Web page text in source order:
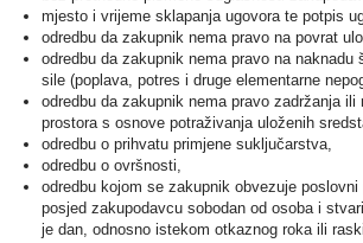
mjesto i vrijeme sklapanja ugovora te potpis
odredbu da zakupnik nema pravo na povrat
odredbu da zakupnik nema pravo na naknadu
sile (poplava, potres i druge elementarne
odredbu da zakupnik nema pravo zadržanja ili
prostora s osnove potraživanja uloženih
odredbu o prihvatu primjene suključarstva,
odredbu o ovršnosti,
odredbu kojom se zakupnik obvezuje poslovni
posjed zakupodavcu sobodan od osoba i
je dan, odnosno istekom otkaznog roka ili